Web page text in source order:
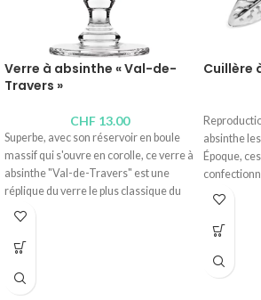
Verre à absinthe « Val-de-
Travers »
CHF13.00
Superbe, avec son réservoir en boule
massif qui s'ouvre en corolle, ce verre à
absinthe "Val-de-Travers" est une
réplique du verre le plus classique du
19ème siècle. Idéal pour de doser sa
d'élégance Belle-Époque à l'apéritif.
est particulièrement résistant.
Cuillère
absinthe
Époque,
elles
offrez-
en élégant